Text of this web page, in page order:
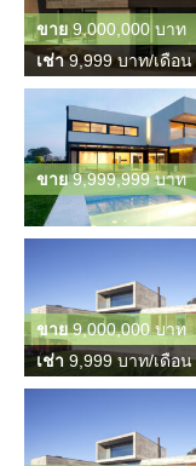
เช่า 9,999 บาท/เดือน
ขาย 9,000,000 บาท
ขาย9,999,999 บาท
เช่า 9,999 บาท/เดือน
ขาย9,000,000 บาท